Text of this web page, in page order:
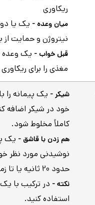
ریکاوری
میان وعده - یک یا
نیتروژن و حمایت از
قبل خواب -
مغذی را برای
شیکر -
کاملاً مخلوط شود.
هم زدن با قاشق -
نوشیدنی مورد نظر
حدود 20 ثانیه یا تا زمانی که پودر کاملاً حل شود، هم بزنید.
نکته - در ترکیب با
استفاده کنید.